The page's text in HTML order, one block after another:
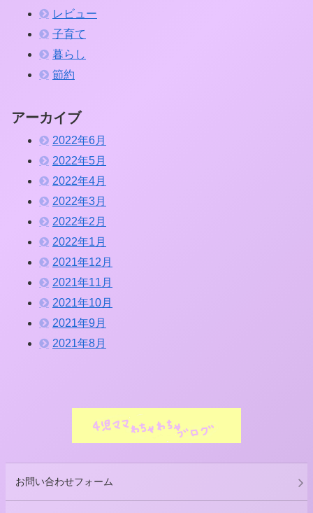
レビュー
子育て
暮らし
節約
アーカイブ
2022年6月
2022年5月
2022年4月
2022年3月
2022年2月
2022年1月
2021年12月
2021年11月
2021年10月
2021年9月
2021年8月
お問い合わせフォーム